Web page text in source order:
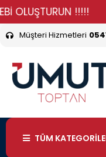
!!!!!
Müşteri Hizmetleri
TÜM